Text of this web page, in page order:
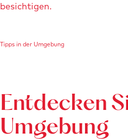
besichtigen.
Entdecken
Umgebung
Tipps in der Umgebung